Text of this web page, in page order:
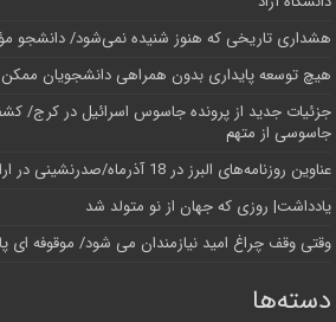
هشداری تاریخی که هنوز شنیده نمی‌شود/ دانشجو
هیچ توسعه پایداری بدون همراهی دانشجویان
جزئیات جدید از پرونده جاسوس اسرائیل در کرج/‌
جاسوسی از متهم
عناوین روزنامه‌های البرز در ‌18 آذرماه/صدرنشینی در ارائه خدمات زایمان بی‌درد
یادداشت| روزی که جهان از نو متولد شد
وقتی وقف چراغ امید نیازمندان می شود/ موقوفه ای
دسته‌ها